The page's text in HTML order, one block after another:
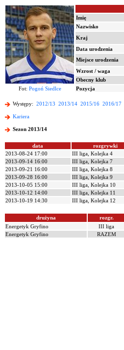
Imię
Nazwisko
Kraj
Data urodzenia
Miejsce urodzenia
Wzrost / waga
Obecny klub
Fot: Pogoń Siedlce Pozycja
Występy: 2012/13 2013/14 2015/16 2016/17
Kariera
Sezon 2013/14
data rozgrywki
2013-08-24 17:00
III liga, Kolejka 4
2013-09-14 16:00
III liga, Kolejka 7
2013-09-21 16:00
III liga, Kolejka 8
2013-09-28 16:00
III liga, Kolejka 9
2013-10-05 15:00
III liga, Kolejka 10
2013-10-12 14:00
III liga, Kolejka 11
2013-10-19 14:30
III liga, Kolejka 12
drużyna rozgr.
Energetyk Gryfino
III liga
Energetyk Gryfino
RAZEM